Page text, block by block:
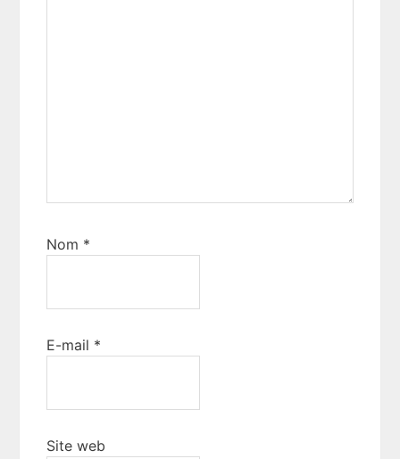
Nom *
E-mail *
Site web